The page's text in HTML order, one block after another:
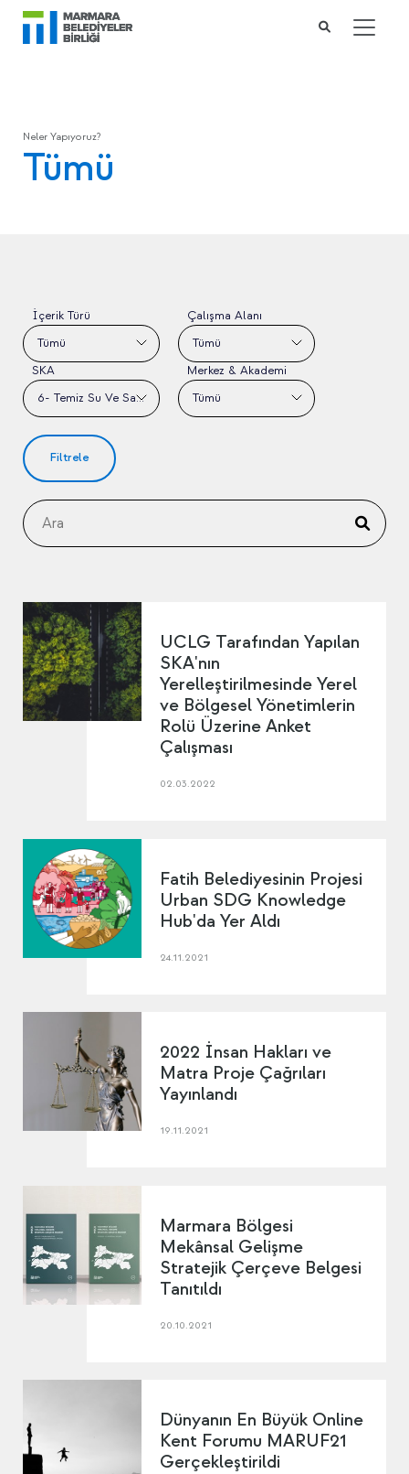
Neler Yapıyoruz?
Tümü
İçerik Türü
Tümü
Çalışma Alanı
Tümü
SKA
6- Temiz Su Ve Sanitasyon
Merkez & Akademi
Tümü
Filtrele
UCLG Tarafından Yapılan
SKA'nın
Yerelleştirilmesinde Yerel
ve Bölgesel Yönetimlerin
Rolü Üzerine Anket
Çalışması
02.03.2022
Fatih Belediyesinin Projesi
Urban SDG Knowledge
Hub'da Yer Aldı
24.11.2021
2022 İnsan Hakları ve
Matra Proje Çağrıları
Yayınlandı
19.11.2021
Marmara Bölgesi
Mekânsal Gelişme
Stratejik Çerçeve Belgesi
Tanıtıldı
20.10.2021
Dünyanın En Büyük Online
Kent Forumu MARUF21
Gerçekleştirildi